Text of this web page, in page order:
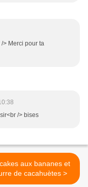
> Merci pour ta
/> bises
aux bananes et
beurre de cacahuètes >